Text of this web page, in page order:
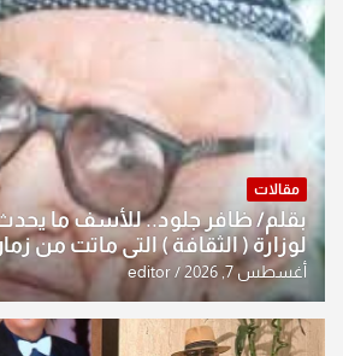
مقالات
بقلم/ ظافر جلود.. للأسف ما
النخبة والإرث العظيم للثقافة
أغسطس 7, 2026 editor